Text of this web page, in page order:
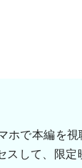
で本編を視
スして、限